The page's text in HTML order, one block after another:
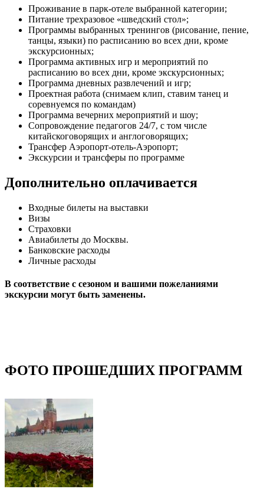
Проживание в парк-отеле выбранной категории;
Питание трехразовое «шведский стол»;
Программы выбранных тренингов (рисование, пение,
танцы, языки) по расписанию во всех дни, кроме
экскурсионных;
Программа активных игр и мероприятий по
расписанию во всех дни, кроме экскурсионных;
Программа дневных развлечений и игр;
Проектная работа (снимаем клип, ставим танец и
соревнуемся по командам)
Программа вечерних мероприятий и шоу;
Сопровождение педагогов 24/7, с том числе
китайскоговорящих и англоговорящих;
Трансфер Аэропорт-отель-Аэропорт;
Экскурсии и трансферы по программе
Дополнительно оплачивается
Входные билеты на выставки
Визы
Страховки
Авиабилеты до Москвы.
Банковские расходы
Личные расходы
В соответствие с сезоном и вашими пожеланиями
экскурсии могут быть заменены.
ФОТО ПРОШЕДШИХ ПРОГРАММ